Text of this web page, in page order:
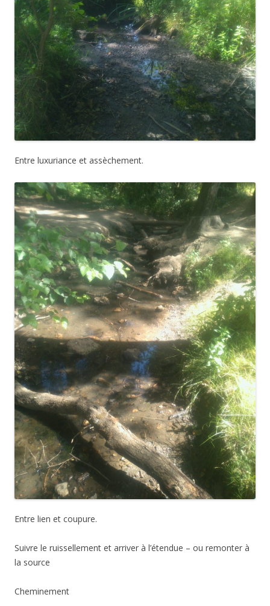
Entre luxuriance et assèchement.
Entre lien et coupure.
Suivre le ruissellement et arriver à l’étendue – ou remonter à
la source
Cheminement